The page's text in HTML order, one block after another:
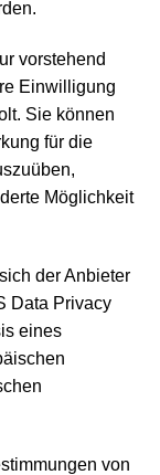
vorstehend
Einwilligung
Sie können
für die
Möglichkeit
der Anbieter
Data Privacy
eines
von